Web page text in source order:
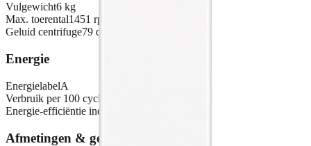
Vulgewicht6 kg
Max. toerental1451 rpm
Geluid centrifuge79 dB
Energie
EnergielabelA
Verbruik per 100 cycli
Energie-efficiëntie index
Afmetingen & gewicht